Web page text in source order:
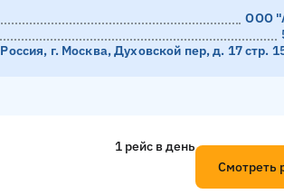
ООО
Россия, г. Москва, Духовской пер, д. 17 стр.
1 рейс в день
Смотреть